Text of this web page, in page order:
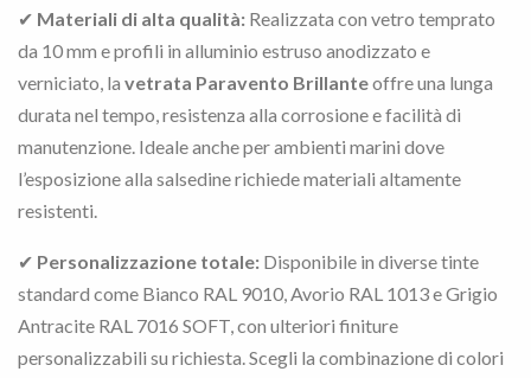
✔ Materiali di alta qualità: Realizzata con vetro temprato
da 10 mm e profili in alluminio estruso anodizzato e
verniciato, la vetrata Paravento Brillanteoffre una lunga
durata nel tempo, resistenza alla corrosione e facilità di
manutenzione. Ideale anche per ambienti marini dove
l’esposizione alla salsedine richiede materiali altamente
resistenti.
✔ Personalizzazione totale: Disponibile in diverse tinte
standard come Bianco RAL 9010, Avorio RAL 1013 e Grigio
Antracite RAL 7016 SOFT, con ulteriori finiture
personalizzabili su richiesta. Scegli la combinazione di colori